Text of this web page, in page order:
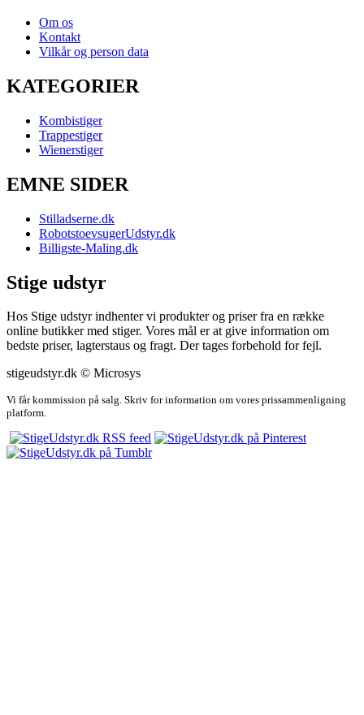
Om os
Kontakt
Vilkår og person data
KATEGORIER
Kombistiger
Trappestiger
Wienerstiger
EMNE SIDER
Stilladserne.dk
RobotstoevsugerUdstyr.dk
Billigste-Maling.dk
Stige udstyr
Hos Stige udstyr indhenter vi produkter og priser fra en række
online butikker med stiger. Vores mål er at give information om
bedste priser, lagterstaus og fragt. Der tages forbehold for fejl.
stigeudstyr.dk © Microsys
Vi får kommission på salg. Skriv for information om vores prissammenligning
platform.